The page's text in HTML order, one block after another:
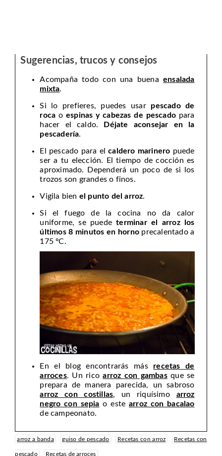
Sugerencias, trucos y consejos
Acompaña todo con una buena ensalada
mixta.
Si lo prefieres, puedes usar pescado de
roca oespinas y cabezas de pescadopara
hacer el caldo.
Déjate aconsejar en la
pescadería.
El pescado para elcaldero marinero puede
ser a tu elección. El tiempo de cocción es
aproximado. Dependerá un poco de si los
trozos son grandes o finos.
Vigila bien el punto del arroz.
Si el fuego de la cocina no da calor
uniforme, se puedeterminar el arroz los
últimos 8 minutos en hornoprecalentado a
175 ºC.
En el blog encontrarás más recetas de
arroces. Un ricoarroz con gambasque se
prepara de manera parecida, un sabroso
arroz con costillas, un riquísimo arroz
negro con sepia o este arroz con bacalao
de campeonato.
arroz a banda guiso de pescado Recetas con arroz Recetas con
pescado Recetas de arroces